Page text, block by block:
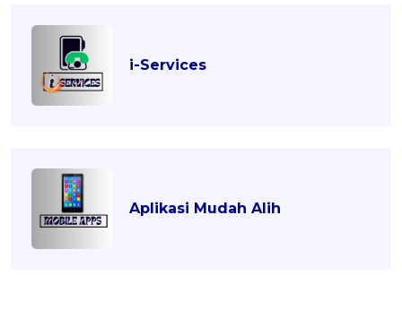
i-Services
Aplikasi Mudah Alih